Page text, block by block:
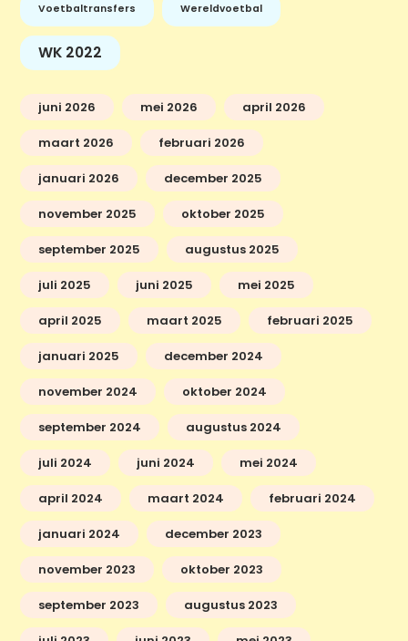
Voetbaltransfers Wereldvoetbal
WK 2022
juni 2026 mei 2026 april 2026
maart 2026 februari 2026
januari 2026 december 2025
november 2025 oktober 2025
september 2025 augustus 2025
juli 2025 juni 2025 mei 2025
april 2025 maart 2025 februari 2025
januari 2025 december 2024
november 2024 oktober 2024
september 2024 augustus 2024
juli 2024 juni 2024 mei 2024
april 2024 maart 2024 februari 2024
januari 2024 december 2023
november 2023 oktober 2023
september 2023 augustus 2023